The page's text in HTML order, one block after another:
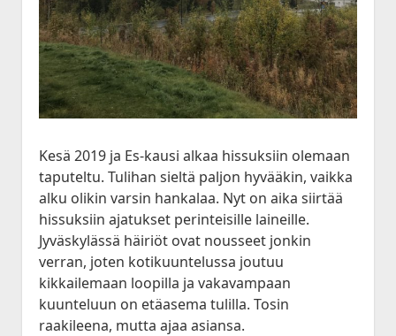
Kesä 2015
Kesä 2014
Kesä 2014 Pohjois-Suomi
Kesä 2013
Kesä 2011
Kesä 2010
Kaudet 2009 – 2000
open
dropdown
menu
Kesä 2009
Kesä 2008
Kesä 2006
Kesällä Korkeilla Laineilla
menu
JVA DX-sivu: NA Etelädropdown
menu
Vadelmakuja FM (last 365 days)
Bandscan Jyväskylä 2006-2025
Bandscan Heikkilänperä (JJH)
All Time NA-Logs by JJH
NDB Logs by JJH
Dacha FM (last 365 days)
Bandscan Dacha 2001-2025 (JMN)
OG6M FM (last 365 days)
Dacha AM (all time)
Kilpailut
open
dropdown
menu
Radioaktiivisten Liiga
QSL-Kilpailu 2021
Kilometrirankki
Foorumi
Ota Yhteyttä
Kesä 2019 ja Es-kausi alkaa hissuksiin olemaan
taputeltu. Tulihan sieltä paljon hyvääkin, vaikka
alku olikin varsin hankalaa. Nyt on aika siirtää
hissuksiin ajatukset perinteisille laineille.
Jyväskylässä häiriöt ovat nousseet jonkin
verran, joten kotikuuntelussa joutuu
kikkailemaan loopilla ja vakavampaan
kuunteluun on etäasema tulilla. Tosin
raakileena, mutta ajaa asiansa.